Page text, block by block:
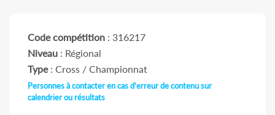
Code compétition : 316217
Niveau : Régional
Type: Cross / Championnat
Personnes à contacter en cas d'erreur de contenu sur
calendrier ou résultats